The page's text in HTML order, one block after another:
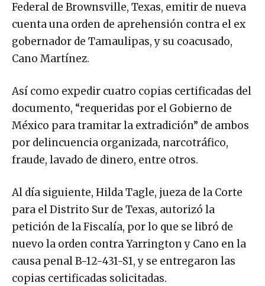
Federal de Brownsville, Texas, emitir de nueva
cuenta una orden de aprehensión contra el ex
gobernador de Tamaulipas, y su coacusado,
Cano Martínez.
Así como expedir cuatro copias certificadas del
documento, “requeridas por el Gobierno de
México para tramitar la extradición” de ambos
por delincuencia organizada, narcotráfico,
fraude, lavado de dinero, entre otros.
Al día siguiente, Hilda Tagle, jueza de la Corte
para el Distrito Sur de Texas, autorizó la
petición de la Fiscalía, por lo que se libró de
nuevo la orden contra Yarrington y Cano en la
causa penal B-12-431-S1, y se entregaron las
copias certificadas solicitadas.